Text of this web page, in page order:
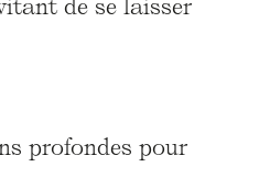
de se laisser
profondes pour